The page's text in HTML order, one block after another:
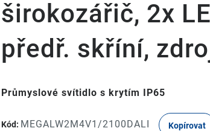
širokozářič, 2x
předř. skříní,
Průmyslové svítidlo s krytím IP65
Kód: MEGALW2M4V1/2100DALI Kopírovat